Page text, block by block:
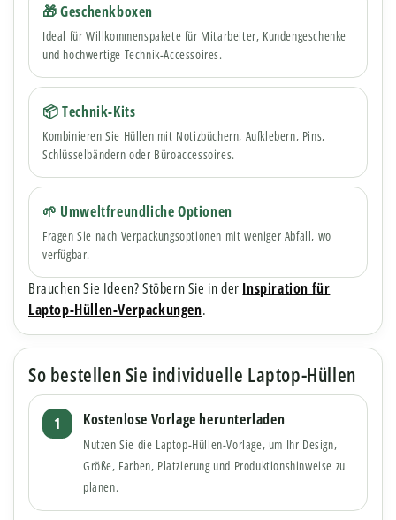
🎁 Geschenkboxen
Ideal für Willkommenspakete für Mitarbeiter, Kundengeschenke
und hochwertige Technik-Accessoires.
📦 Technik-Kits
Kombinieren Sie Hüllen mit Notizbüchern, Aufklebern, Pins,
Schlüsselbändern oder Büroaccessoires.
🌱 Umweltfreundliche Optionen
Fragen Sie nach Verpackungsoptionen mit weniger Abfall, wo
verfügbar.
Brauchen Sie Ideen? Stöbern Sie in der Inspiration für
Laptop-Hüllen-Verpackungen.
So bestellen Sie individuelle Laptop-Hüllen
Kostenlose Vorlage herunterladen
Nutzen Sie die Laptop-Hüllen-Vorlage, um Ihr Design,
Größe, Farben, Platzierung und Produktionshinweise zu
planen.